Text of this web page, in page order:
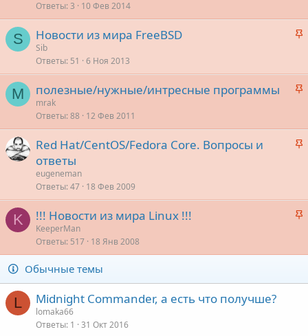
н
о
р
е
е
н
Ответы 3 10 Фев 2014
S
З
р
е
е
н
Новости из мира FreeBSD
Sib
Ответы 51 6 Ноя 2013
M
З
р
е
н
о
полезные/нужные/интресные программы
mrak
Ответы 88 12 Фев 2011
З
е
п
н
Red Hat/CentOS/Fedora Core. Вопросы и
ответы
eugeneman
Ответы 47 18 Фев 2009
K
З
р
п
!!! Новости из мира Linux !!!
KeeperMan
Ответы 517 18 Янв 2008
Обычные темы
L Midnight Commander, а есть что получше?
lomaka66
Ответы 1 31 Окт 2016